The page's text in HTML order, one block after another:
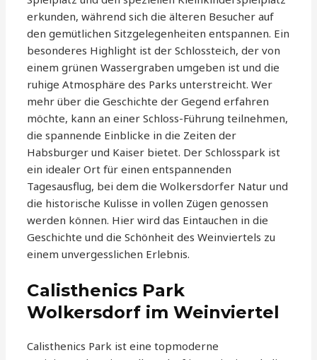
erkunden, während sich die älteren Besucher auf
den gemütlichen Sitzgelegenheiten entspannen. Ein
besonderes Highlight ist der Schlossteich, der von
einem grünen Wassergraben umgeben ist und die
ruhige Atmosphäre des Parks unterstreicht. Wer
mehr über die Geschichte der Gegend erfahren
möchte, kann an einer Schloss-Führung teilnehmen,
die spannende Einblicke in die Zeiten der
Habsburger und Kaiser bietet. Der Schlosspark ist
ein idealer Ort für einen entspannenden
Tagesausflug, bei dem die Wolkersdorfer Natur und
die historische Kulisse in vollen Zügen genossen
werden können. Hier wird das Eintauchen in die
Geschichte und die Schönheit des Weinviertels zu
einem unvergesslichen Erlebnis.
Calisthenics Park
Wolkersdorf im Weinviertel
Calisthenics Park ist eine topmoderne